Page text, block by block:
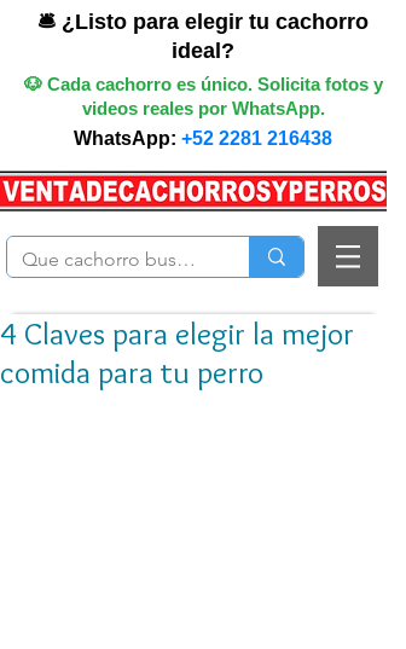
🛎️ ¿Listo para elegir tu cachorro
ideal?
🐶 Cada cachorro es único. Solicita fotos y
videos reales por WhatsApp.
WhatsApp: +52 2281 216438
4 Claves para elegir la mejor
comida para tu perro